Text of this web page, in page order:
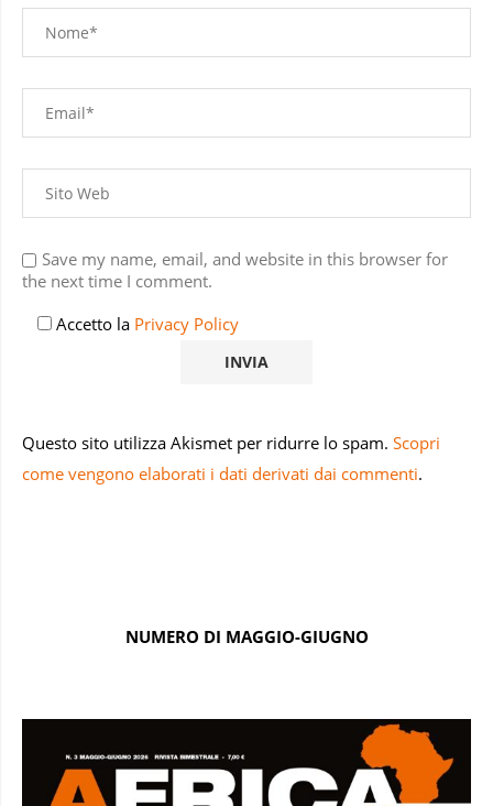
Save my name, email, and website in this browser for
the next time I comment.
Accetto la Privacy Policy
Questo sito utilizza Akismet per ridurre lo spam. Scopri
come vengono elaborati i dati derivati dai commenti.
NUMERO DI MAGGIO-GIUGNO